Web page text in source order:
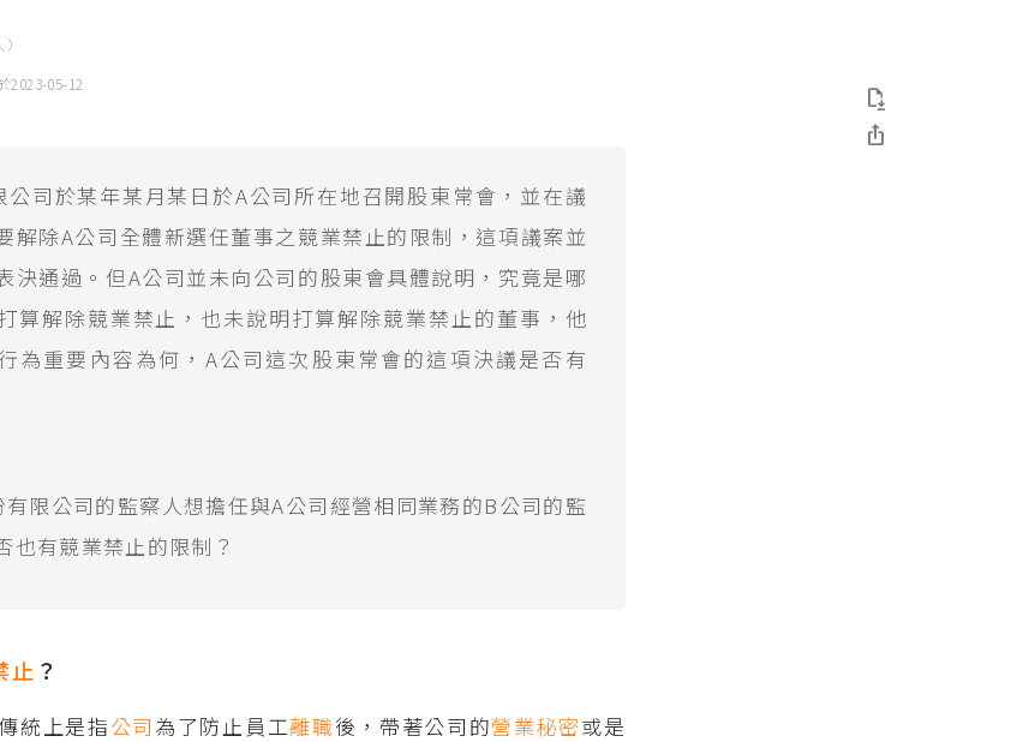
2023-05-12
公司於某年某月某日於A公司所在地召開股東常會，並在議
解除A公司全體新選任董事之競業禁止的限制，這項議案並
決通過。但A公司並未向公司的股東會具體說明，究竟是哪
算解除競業禁止，也未說明打算解除競業禁止的董事，他
為重要內容為何，A公司這次股東常會的這項決議是否有
有限公司的監察人想擔任與A公司經營相同業務的B公司的監
也有競業禁止的限制？
止 ？
統上是指公司 為了防止員工離職後，帶著公司的營業秘密或是

